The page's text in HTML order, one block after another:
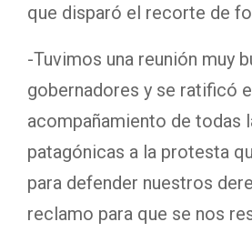
que disparó el recorte de
-Tuvimos una reunión muy
gobernadores y se ratificó
acompañamiento de todas
patagónicas a la protesta
para defender nuestros
reclamo para que se nos